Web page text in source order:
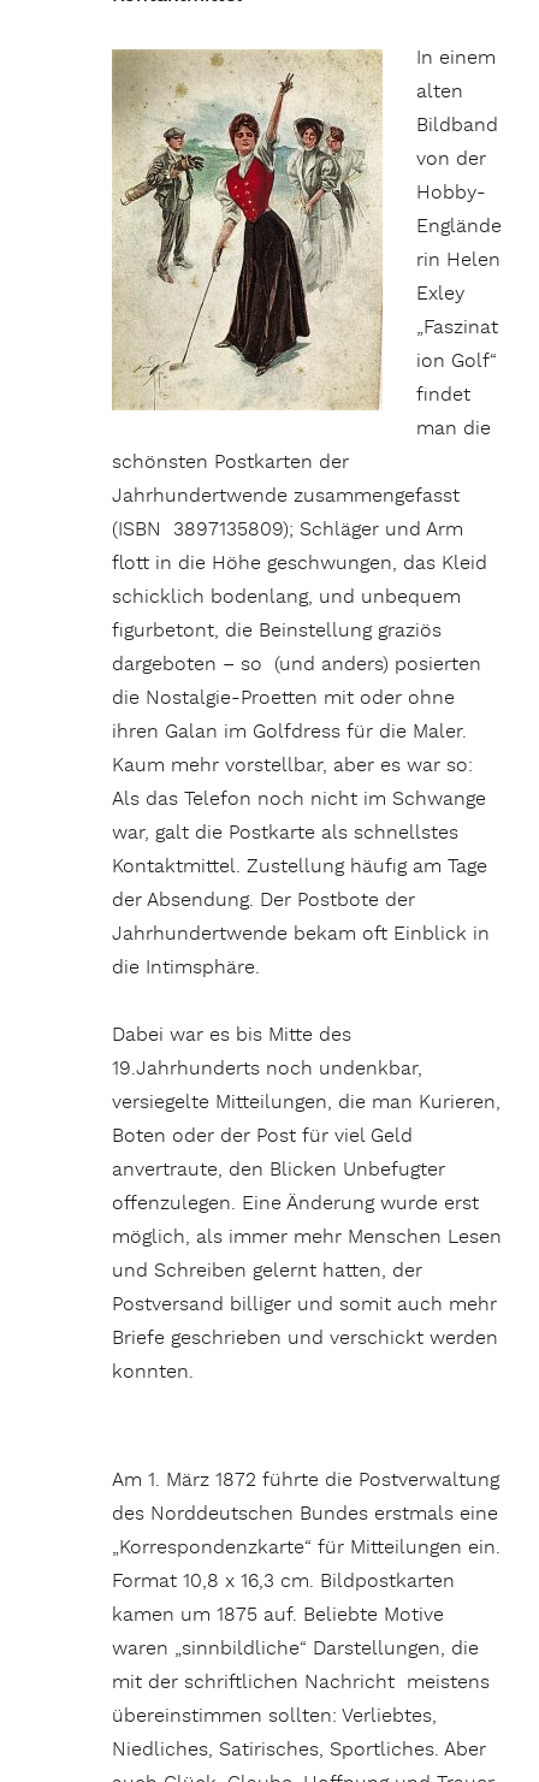
In einem
alten
Bildband
von der
Hobby-
Englände
rin Helen
Exley
„Faszinat
ion Golf“
findet
man die
schönsten Postkarten der
Jahrhundertwende zusammengefasst
(ISBN ‎ 3897135809); Schläger und Arm
flott in die Höhe geschwungen, das Kleid
schicklich bodenlang, und unbequem
figurbetont, die Beinstellung graziös
dargeboten – so (und anders) posierten
die Nostalgie-Proetten mit oder ohne
ihren Galan im Golfdress für die Maler.
Kaum mehr vorstellbar, aber es war so:
Als das Telefon noch nicht im Schwange
war, galt die Postkarte als schnellstes
Kontaktmittel. Zustellung häufig am Tage
der Absendung. Der Postbote der
Jahrhundertwende bekam oft Einblick in
die Intimsphäre.
Dabei war es bis Mitte des
19.Jahrhunderts noch undenkbar,
versiegelte Mitteilungen, die man Kurieren,
Boten oder der Post für viel Geld
anvertraute, den Blicken Unbefugter
offenzulegen. Eine Änderung wurde erst
möglich, als immer mehr Menschen Lesen
und Schreiben gelernt hatten, der
Postversand billiger und somit auch mehr
Briefe geschrieben und verschickt werden
konnten.
Am 1. März 1872 führte die Postverwaltung
des Norddeutschen Bundes erstmals eine
„Korrespondenzkarte“ für Mitteilungen ein.
Format 10,8 x 16,3 cm. Bildpostkarten
kamen um 1875 auf. Beliebte Motive
waren „sinnbildliche“ Darstellungen, die
mit der schriftlichen Nachricht meistens
übereinstimmen sollten: Verliebtes,
Niedliches, Satirisches, Sportliches. Aber